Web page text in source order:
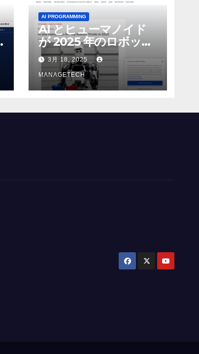
AI PROGRAMMING
AI とヒューマノイド
が 2025 年のロボット
のトップトレンドに |
ASSEMBLY
3月 18, 2025
MANAGETECH